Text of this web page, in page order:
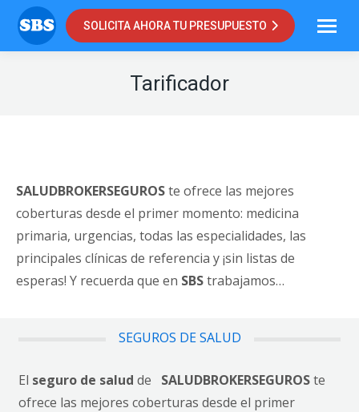
SOLICITA AHORA TU PRESUPUESTO
Tarificador
SALUDBROKERSEGUROSte ofrece las mejores
coberturas desde el primer momento: medicina
primaria, urgencias, todas las especialidades, las
principales clínicas de referencia y ¡sin listas de
esperas! Y recuerda que en SBStrabajamos…
SEGUROS DE SALUD
El seguro de salud de SALUDBROKERSEGUROSte
ofrece las mejores coberturas desde el primer